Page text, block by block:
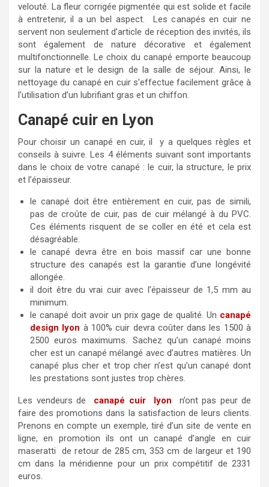
velouté. La fleur corrigée pigmentée qui est solide et facile
à entretenir, il a un bel aspect. Les canapés en cuir ne
servent non seulement d’article de réception des invités, ils
sont également de nature décorative et également
multifonctionnelle. Le choix du canapé emporte beaucoup
sur la nature et le design de la salle de séjour. Ainsi, le
nettoyage du canapé en cuir s’effectue facilement grâce à
l’utilisation d’un lubrifiant gras et un chiffon.
Canapé cuir en Lyon
Pour choisir un canapé en cuir, il y a quelques règles et
conseils à suivre. Les 4 éléments suivant sont importants
dans le choix de votre canapé : le cuir, la structure, le prix
et l’épaisseur.
le canapé doit être entièrement en cuir, pas de simili,
pas de croûte de cuir, pas de cuir mélangé à du PVC.
Ces éléments risquent de se coller en été et cela est
désagréable.
le canapé devra être en bois massif car une bonne
structure des canapés est la garantie d’une longévité
allongée.
il doit être du vrai cuir avec l’épaisseur de 1,5 mm au
minimum.
le canapé doit avoir un prix gage de qualité. Un canapé
design lyon à 100% cuir devra coûter dans les 1500 à
2500 euros maximums. Sachez qu’un canapé moins
cher est un canapé mélangé avec d’autres matières. Un
canapé plus cher et trop cher n’est qu’un canapé dont
les prestations sont justes trop chères.
Les vendeurs de canapé cuir lyon
n’ont pas peur de
faire des promotions dans la satisfaction de leurs clients.
Prenons en compte un exemple, tiré d’un site de vente en
ligne, en promotion ils ont un canapé d’angle en cuir
maseratti de retour de 285 cm, 353 cm de largeur et 190
cm dans la méridienne pour un prix compétitif de 2331
euros.